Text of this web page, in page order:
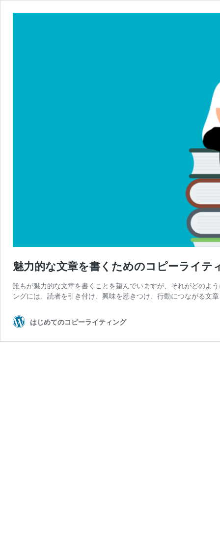
魅力的な文章を書くためのコピーライ
誰もが魅力的な文章を書くことを望んでいますが、それがどのよ
ングには、読者を引き付け、興味を惹きつけ、行動につながる文
はじめてのコピーライティング